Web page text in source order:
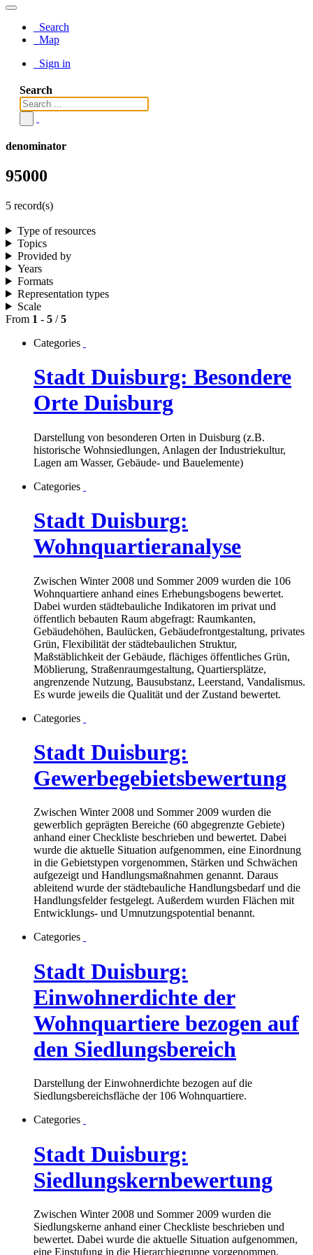
Search
Map
Sign in
Search
denominator
95000
5 record(s)
Type of resources
Topics
Provided by
Years
Formats
Representation types
Scale
From 1 - 5 /5
Categories
Stadt Duisburg: Besondere
Orte Duisburg
Darstellung von besonderen Orten in Duisburg (z.B.
historische Wohnsiedlungen, Anlagen der Industriekultur,
Lagen am Wasser, Gebäude- und Bauelemente)
Categories
Stadt Duisburg:
Wohnquartieranalyse
Zwischen Winter 2008 und Sommer 2009 wurden die 106
Wohnquartiere anhand eines Erhebungsbogens bewertet.
Dabei wurden städtebauliche Indikatoren im privat und
öffentlich bebauten Raum abgefragt: Raumkanten,
Gebäudehöhen, Baulücken, Gebäudefrontgestaltung, privates
Grün, Flexibilität der städtebaulichen Struktur,
Maßstäblichkeit der Gebäude, flächiges öffentliches Grün,
Möblierung, Straßenraumgestaltung, Quartiersplätze,
angrenzende Nutzung, Bausubstanz, Leerstand, Vandalismus.
Es wurde jeweils die Qualität und der Zustand bewertet.
Categories
Stadt Duisburg:
Gewerbegebietsbewertung
Zwischen Winter 2008 und Sommer 2009 wurden die
gewerblich geprägten Bereiche (60 abgegrenzte Gebiete)
anhand einer Checkliste beschrieben und bewertet. Dabei
wurde die aktuelle Situation aufgenommen, eine Einordnung
in die Gebietstypen vorgenommen, Stärken und Schwächen
aufgezeigt und Handlungsmaßnahmen genannt. Daraus
ableitend wurde der städtebauliche Handlungsbedarf und die
Handlungsfelder festgelegt. Außerdem wurden Flächen mit
Entwicklungs- und Umnutzungspotential benannt.
Categories
Stadt Duisburg:
Einwohnerdichte der
Wohnquartiere bezogen auf
den Siedlungsbereich
Darstellung der Einwohnerdichte bezogen auf die
Siedlungsbereichsfläche der 106 Wohnquartiere.
Categories
Stadt Duisburg:
Siedlungskernbewertung
Zwischen Winter 2008 und Sommer 2009 wurden die
Siedlungskerne anhand einer Checkliste beschrieben und
bewertet. Dabei wurde die aktuelle Situation aufgenommen,
eine Einstufung in die Hierarchiegruppe vorgenommen,